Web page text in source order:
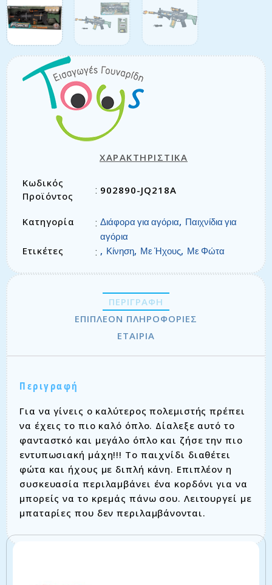
ΧΑΡΑΚΤΗΡΙΣΤΙΚΑ
Κωδικός
Προϊόντος
: 902890-JQ218A
Κατηγορία : Διάφορα για αγόρια,
Παιχνίδια για
αγόρια
Ετικέτες : , Κίνηση, Με Ήχους, Με Φώτα
ΠΕΡΙΓΡΑΦΉ
ΕΠΙΠΛΈΟΝ ΠΛΗΡΟΦΟΡΊΕΣ
ΕΤΑΙΡΊΑ
Περιγραφή
Για να γίνεις ο καλύτερος πολεμιστής πρέπει
να έχεις το πιο καλό όπλο. Δίαλεξε αυτό το
φανταστκό και μεγάλο όπλο και ζήσε την πιο
εντυπωσιακή μάχη!!! Το παιχνίδι διαθέτει
φώτα και ήχους με διπλή κάνη. Επιπλέον η
συσκευασία περιλαμβάνει ένα κορδόνι για να
μπορείς να το κρεμάς πάνω σου. Λειτουργεί με
μπαταρίες που δεν περιλαμβάνονται.